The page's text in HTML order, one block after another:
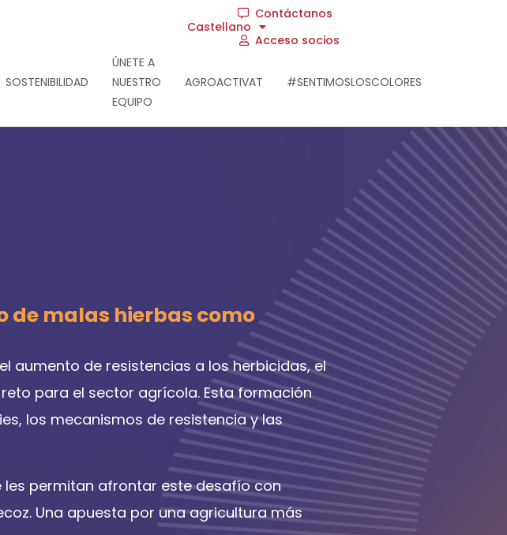
Castellano
Contáctanos
Acceso socios
SOSTENIBILIDAD
ÚNETE A
NUESTRO
EQUIPO
AGROACTIVAT #SENTIMOSLOSCOLORES
de malas hierbas como
aumento de resistencias a los herbicidas, el
para el sector agrícola. Esta formación
los mecanismos de resistencia y las
les permitan afrontar este desafío con
Una apuesta por una agricultura más